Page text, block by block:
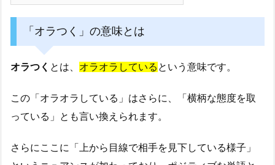
「オラつく」の意味とは
オラつく とは、 オラオラしている という意味です。
この「オラオラしている」はさらに、「横柄な態度を取
っている」とも言い換えられます。
さらにここに「上から目線で相手を見下している様子」